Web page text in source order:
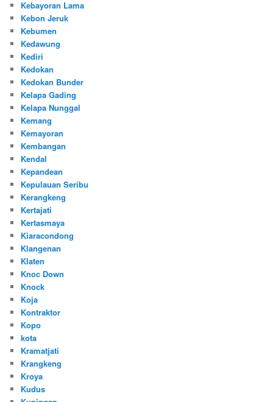
Kebayoran Lama
Kebon Jeruk
Kebumen
Kedawung
Kediri
Kedokan
Kedokan Bunder
Kelapa Gading
Kelapa Nunggal
Kemang
Kemayoran
Kembangan
Kendal
Kepandean
Kepulauan Seribu
Kerangkeng
Kertajati
Kertasmaya
Kiaracondong
Klangenan
Klaten
Knoc Down
Knock
Koja
Kontraktor
Kopo
kota
Kramatjati
Krangkeng
Kroya
Kudus